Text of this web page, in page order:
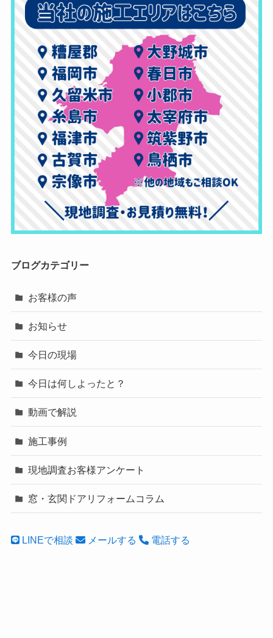
ブログカテゴリー
お客様の声
お知らせ
今日の現場
今日は何しよったと？
動画で解説
施工事例
現地調査お客様アンケート
窓・玄関ドアリフォームコラム
LINEで相談 メールする 電話する